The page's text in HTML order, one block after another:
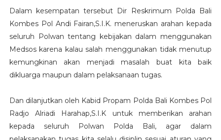
Dalam kesempatan tersebut Dir Reskrimum Polda Bali
Kombes Pol Andi Fairan,S.I.K. meneruskan arahan kepada
seluruh Polwan tentang kebijakan dalam menggunakan
Medsos karena kalau salah menggunakan tidak menutup
kemungkinan akan menjadi masalah buat kita baik
dikluarga maupun dalam pelaksanaan tugas.
Dan dilanjutkan oleh Kabid Propam Polda Bali Kombes Pol
Radjo Alriadi Harahap,S.I.K untuk memberikan arahan
kepada seluruh Polwan Polda Bali, agar dalam